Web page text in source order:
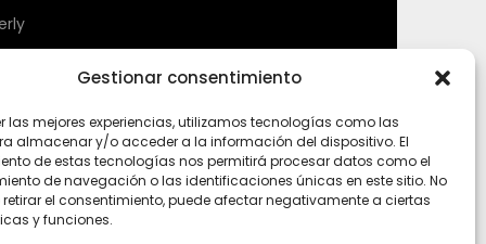
Gestionar consentimiento
las mejores experiencias, utilizamos tecnologías como las
almacenar y/o acceder a la información del dispositivo. El
de estas tecnologías nos permitirá procesar datos como el
de navegación o las identificaciones únicas en este sitio. No
el consentimiento, puede afectar negativamente a ciertas
y funciones.